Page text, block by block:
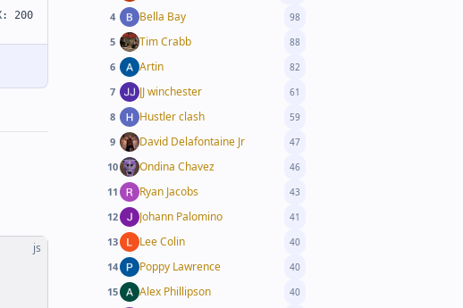
4 Bella Bay 98
5 Tim Crabb 88
6 Artin 82
7 JJ winchester 61
8 Hustler clash 59
9 David Delafontaine Jr 47
10 Ondina Chavez 46
11 Ryan Jacobs 43
12 Johann Palomino 41
13 Lee Colin 40
14 Poppy Lawrence 40
15 Alex Phillipson 40
200
js